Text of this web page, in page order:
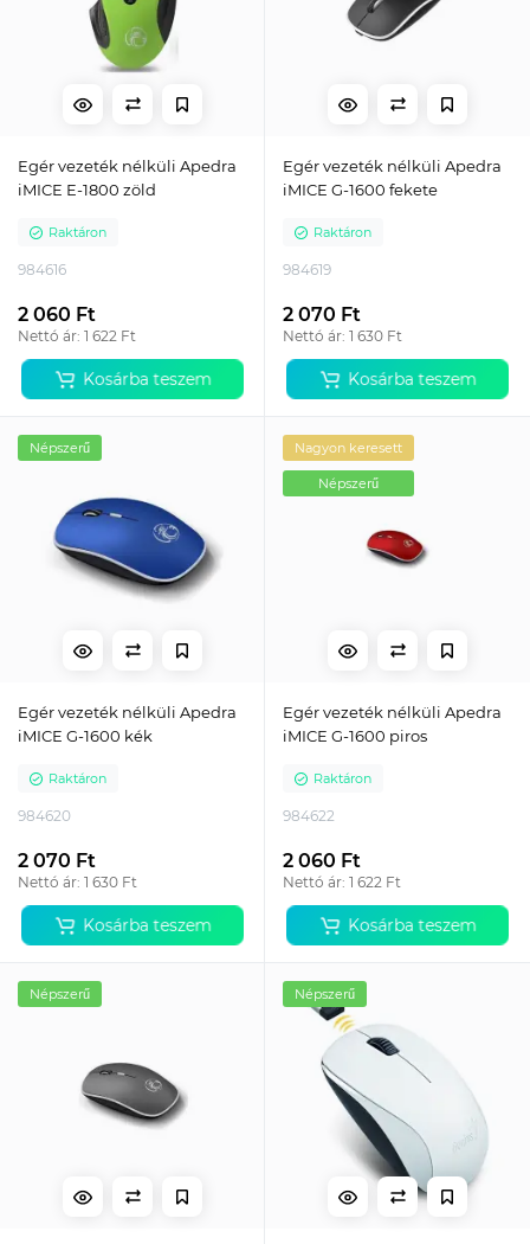
Egér vezeték nélküli Apedra
iMICE E-1800 zöld
Raktáron
984616
2 060 Ft
Nettó ár: 1 622 Ft
Kosárba teszem
Egér vezeték nélküli Apedra
iMICE G-1600 fekete
Raktáron
984619
2 070 Ft
Nettó ár: 1 630 Ft
Kosárba teszem
Népszerű
Egér vezeték nélküli Apedra
iMICE G-1600 kék
Raktáron
984620
2 070 Ft
Nettó ár: 1 630 Ft
Kosárba teszem
Nagyon keresett
Népszerű
Egér vezeték nélküli Apedra
iMICE G-1600 piros
Raktáron
984622
2 060 Ft
Nettó ár: 1 622 Ft
Kosárba teszem
Népszerű Népszerű